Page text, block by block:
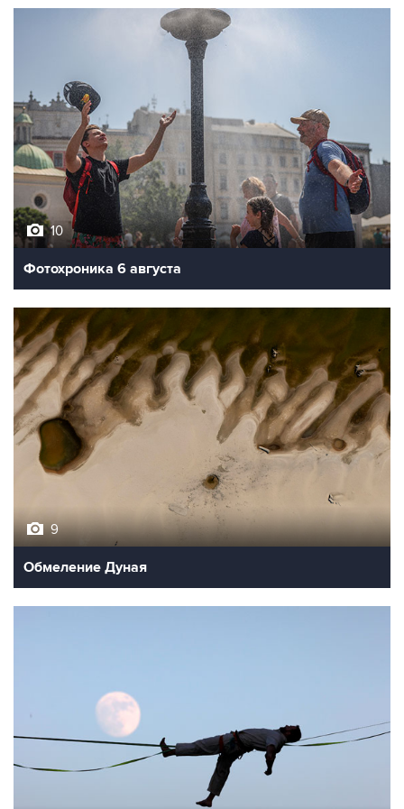
10
Фотохроника 6 августа
9
Обмеление Дуная